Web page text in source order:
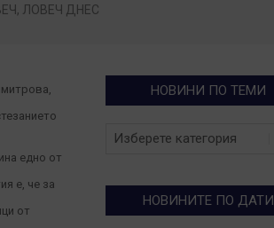
, ЛОВЕЧ ДНЕС
едно от
е, че за
от
НОВИНИ ПО ТЕМИ
Новини
НОВИНИТЕ ПО ДАТИ